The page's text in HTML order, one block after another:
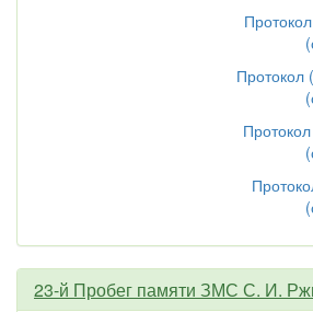
23-й Пробег памяти ЗМС С. И.